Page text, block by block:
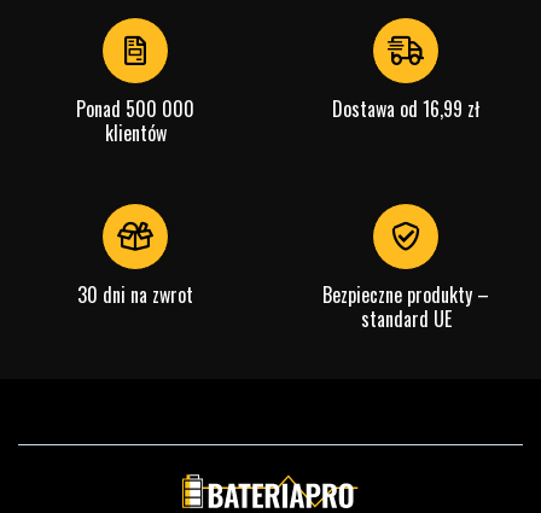
Ponad 500 000
klientów
Dostawa od 16,99 zł
30 dni na zwrot
Bezpieczne produkty –
standard UE